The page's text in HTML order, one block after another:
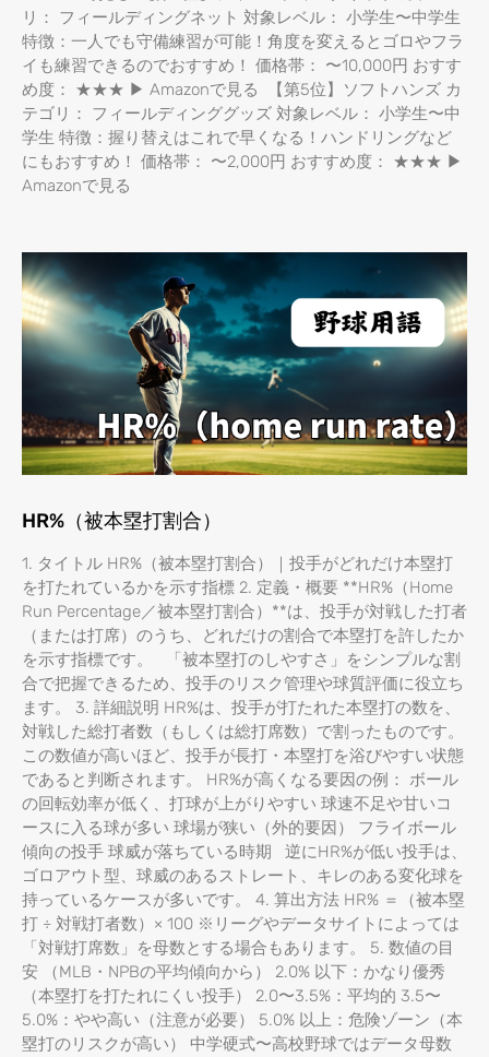
リ： フィールディングネット 対象レベル： 小学生〜中学生
特徴：一人でも守備練習が可能！角度を変えるとゴロやフラ
イも練習できるのでおすすめ！ 価格帯： 〜10,000円 おすす
め度： ★★★ ▶ Amazonで見る 【第5位】ソフトハンズ カ
テゴリ： フィールディンググッズ 対象レベル： 小学生〜中
学生 特徴：握り替えはこれで早くなる！ハンドリングなど
にもおすすめ！ 価格帯： 〜2,000円 おすすめ度： ★★★ ▶
Amazonで見る
HR%（被本塁打割合）
1. タイトル HR%（被本塁打割合）｜投手がどれだけ本塁打
を打たれているかを示す指標 2. 定義・概要 **HR%（Home
Run Percentage／被本塁打割合）**は、投手が対戦した打者
（または打席）のうち、どれだけの割合で本塁打を許したか
を示す指標です。 「被本塁打のしやすさ」をシンプルな割
合で把握できるため、投手のリスク管理や球質評価に役立ち
ます。 3. 詳細説明 HR%は、投手が打たれた本塁打の数を、
対戦した総打者数（もしくは総打席数）で割ったものです。
この数値が高いほど、投手が長打・本塁打を浴びやすい状態
であると判断されます。 HR%が高くなる要因の例： ボール
の回転効率が低く、打球が上がりやすい 球速不足や甘いコ
ースに入る球が多い 球場が狭い（外的要因） フライボール
傾向の投手 球威が落ちている時期 逆にHR%が低い投手は、
ゴロアウト型、球威のあるストレート、キレのある変化球を
持っているケースが多いです。 4. 算出方法 HR% ＝（被本塁
打 ÷ 対戦打者数）× 100 ※リーグやデータサイトによっては
「対戦打席数」を母数とする場合もあります。 5. 数値の目
安 （MLB・NPBの平均傾向から） 2.0% 以下：かなり優秀
（本塁打を打たれにくい投手） 2.0〜3.5%：平均的 3.5〜
5.0%：やや高い（注意が必要） 5.0% 以上：危険ゾーン（本
塁打のリスクが高い） 中学硬式〜高校野球ではデータ母数